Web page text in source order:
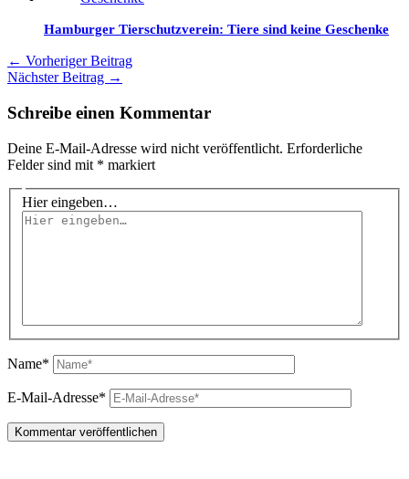
Hamburger Tierschutzverein: Tiere sind keine Geschenke
← Vorheriger Beitrag
Nächster Beitrag →
Schreibe einen Kommentar
Deine E-Mail-Adresse wird nicht veröffentlicht. Erforderliche
Felder sind mit * markiert
Hier eingeben…
Name*
E-Mail-Adresse*